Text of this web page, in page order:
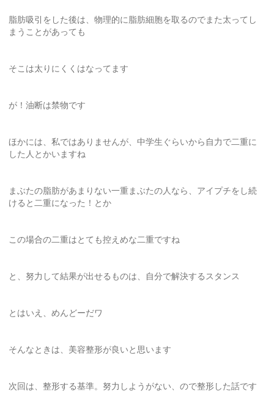
脂肪吸引をした後は、物理的に脂肪細胞を取るのでまた太ってし
まうことがあっても
そこは太りにくくはなってます
が！油断は禁物です
ほかには、私ではありませんが、中学生ぐらいから自力で二重に
した人とかいますね
まぶたの脂肪があまりない一重まぶたの人なら、アイプチをし続
けると二重になった！とか
この場合の二重はとても控えめな二重ですね
と、努力して結果が出せるものは、自分で解決するスタンス
とはいえ、めんどーだワ
そんなときは、美容整形が良いと思います
次回は、整形する基準。努力しようがない、ので整形した話です